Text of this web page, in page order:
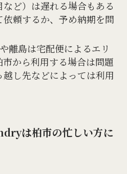
ど）は遅れる場合もある
頼するか、予め納期を問
離島は宅配便によるエリ
から利用する場合は問題
し先などによっては利用
は柏市の忙しい方に